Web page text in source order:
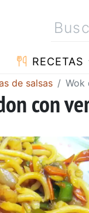
RECETAS
de salsas Wok
con